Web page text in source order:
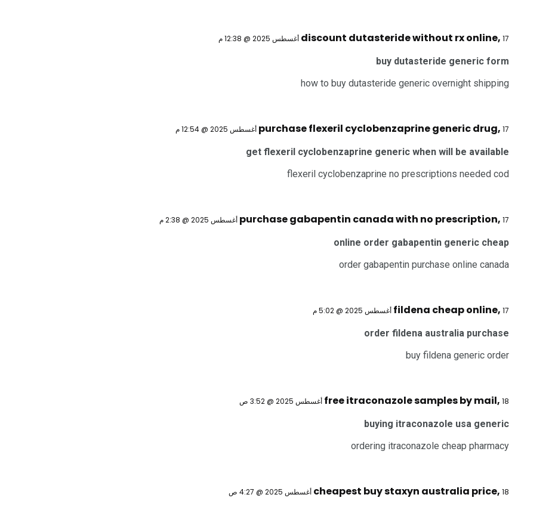
discount dutasteride without rx online, 17 أغسطس 2025 @ 12:38 م
buy dutasteride generic form
how to buy dutasteride generic overnight shipping
purchase flexeril cyclobenzaprine generic drug, 17 أغسطس 2025 @ 12:54 م
get flexeril cyclobenzaprine generic when will be available
flexeril cyclobenzaprine no prescriptions needed cod
purchase gabapentin canada with no prescription, 17 أغسطس 2025 @ 2:38 م
online order gabapentin generic cheap
order gabapentin purchase online canada
fildena cheap online, 17 أغسطس 2025 @ 5:02 م
order fildena australia purchase
buy fildena generic order
free itraconazole samples by mail, 18 أغسطس 2025 @ 3:52 ص
buying itraconazole usa generic
ordering itraconazole cheap pharmacy
cheapest buy staxyn australia price, 18 أغسطس 2025 @ 4:27 ص